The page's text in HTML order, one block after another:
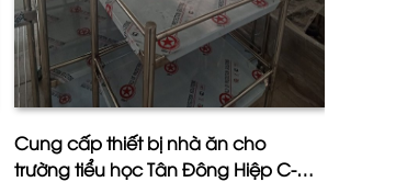
Cung cấp thiết bị nhà ăn cho
trường tiểu học Tân Đông Hiệp C-